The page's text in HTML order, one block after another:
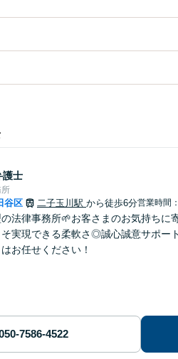
護士
谷区 二子玉川駅 から徒歩6分営業時間
法律事務所🌱お客さまのお気持ち
実現できる柔軟さ◎誠心誠意サポー
お任せください！